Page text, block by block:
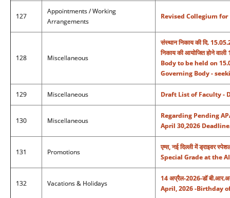
127
Appointments / Working
Arrangements
Revised Collegium
128 Miscellaneous
संस्थान निकाय की दि.
निकाय की आयोजित होने
Body to be held on
Governing Body -
129 Miscellaneous Draft List of Faculty -
130 Miscellaneous
Regarding Pending
April 30,2026
131 Promotions
एम्स, नई दिल्ली में ड्राइवर
Special Grade at the
132 Vacations & Holidays
14 अप्रैल-2026-डॉ
April, 2026 -Birthday